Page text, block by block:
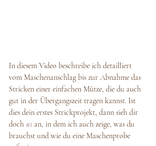
In diesem Video beschreibe ich detailliert
vom Maschenanschlag bis zur Abnahme das
Stricken einer einfachen Mütze, die du auch
gut in der Übergangszeit tragen kannst. Ist
dies dein erstes Strickprojekt, dann sieh dir
doch #1 an, in dem ich auch zeige, was du
brauchst und wie du eine Maschenprobe